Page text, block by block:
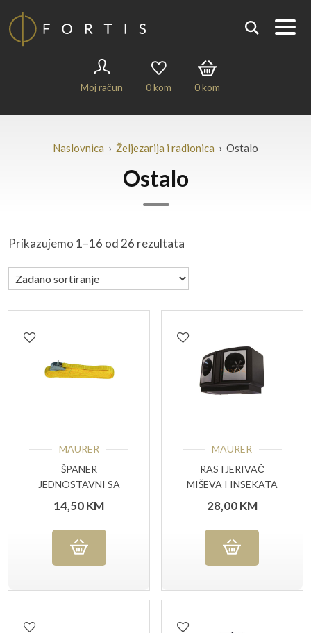
Moj račun 0kom 0kom
Naslovnica › Željezarija i radionica › Ostalo
Ostalo
Prikazujemo 1–16 od 26 rezultata
MAURER
ŠPANER
JEDNOSTAVNI SA
PROTEZAČPM 2/1
14,50KM
MAURER
RASTJERIVAČ
MIŠEVA I INSEKATA
ULTRAZVUČNI
28,00KM